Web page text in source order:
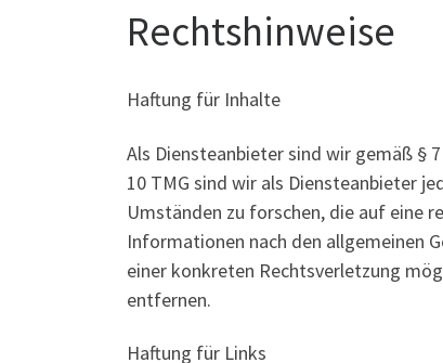
Rechtshinweise
Haftung für Inhalte
Als Diensteanbieter sind wir gemäß §
10 TMG sind wir als Diensteanbieter
Umständen zu forschen, die auf eine
Informationen nach den allgemeinen
einer konkreten Rechtsverletzung
entfernen.
Haftung für Links